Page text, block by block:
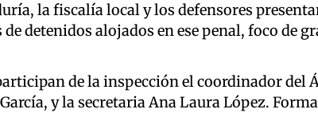
la fiscalía local y los defensores
detenidos alojados en ese penal, foco de
de la inspección el coordinador del
y la secretaria Ana Laura López.